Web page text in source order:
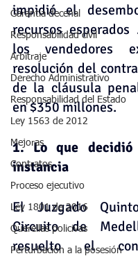
Garantia decenal
Responsabilidad civil
Arbitraje
Derecho Administrativo
Responsabilidad del Estado
Ley 1563 de 2012
Mejoras
Contratos
Proceso ejecutivo
Ley 1801 de 2016
Querellas policivas
Perturbación a la posesión
impidió el
recursos
los vendedores
resolución del
de la cláusula
en $350 millones.
1. Lo que
instancia
El Juzgado
Circuito de
resuelto el